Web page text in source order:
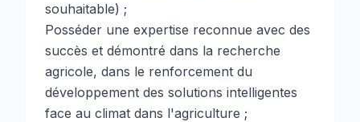
souhaitable) ;
Posséder une expertise reconnue avec des
succès et démontré dans la recherche
agricole, dans le renforcement du
développement des solutions intelligentes
face au climat dans l'agriculture ;